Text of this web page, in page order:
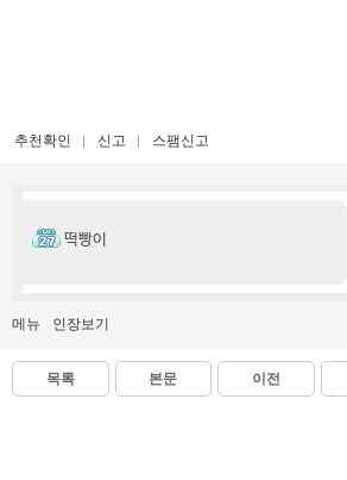
추천확인 신고 스팸신고
떡빵이
메뉴 인장보기
목록 본문 이전